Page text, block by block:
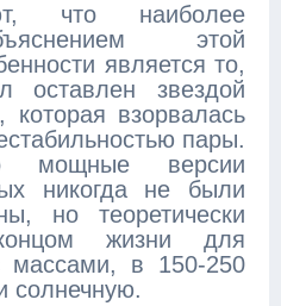
что наиболее
этой
является то,
оставлен звездой
которая взорвалась
пары.
мощные версии
никогда не были
но теоретически
жизни для
массами, в 150-250